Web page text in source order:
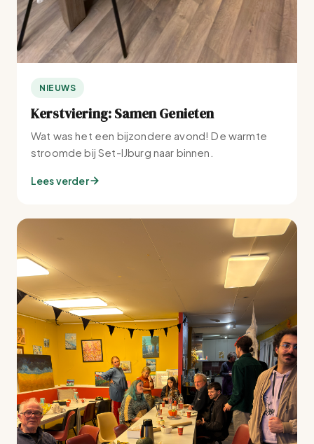
NIEUWS
Kerstviering: Samen Genieten
Wat was het een bijzondere avond! De warmte
stroomde bij Set-IJburg naar binnen.
Lees verder